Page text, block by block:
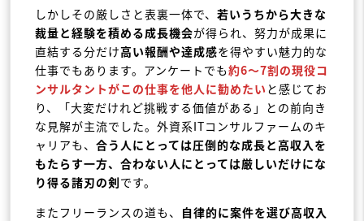
しかしその厳しさと表裏一体で、 若いうちから大きな
裁量と経験を積める成長機会が得られ、努力が成果に
直結する分だけ高い報酬や達成感を得やすい魅力的な
仕事でもあります。アンケートでも約6～7割の現役コ
ンサルタントがこの仕事を他人に勧めたい と感じてお
り、「大変だけれど挑戦する価値がある」との前向き
な見解が主流でした。外資系ITコンサルファームのキ
ャリアも、 合う人にとっては圧倒的な成長と高収入を
もたらす一方、合わない人にとっては厳しいだけにな
り得る諸刃の剣です。
またフリーランスの道も、
自律的に案件を選び高収入